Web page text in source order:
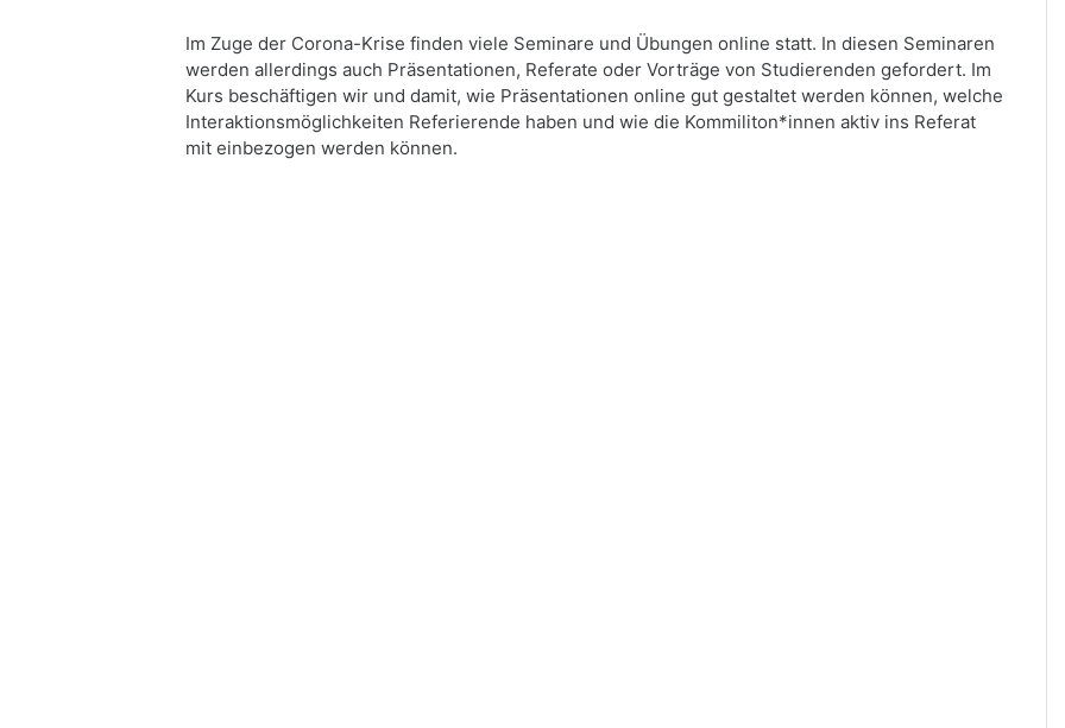
Im Zuge der Corona-Krise finden viele Seminare und Übungen online statt. In diesen Seminaren
werden allerdings auch Präsentationen, Referate oder Vorträge von Studierenden gefordert. Im
Kurs beschäftigen wir und damit, wie Präsentationen online gut gestaltet werden können, welche
Interaktionsmöglichkeiten Referierende haben und wie die Kommiliton*innen aktiv ins Referat
mit einbezogen werden können.